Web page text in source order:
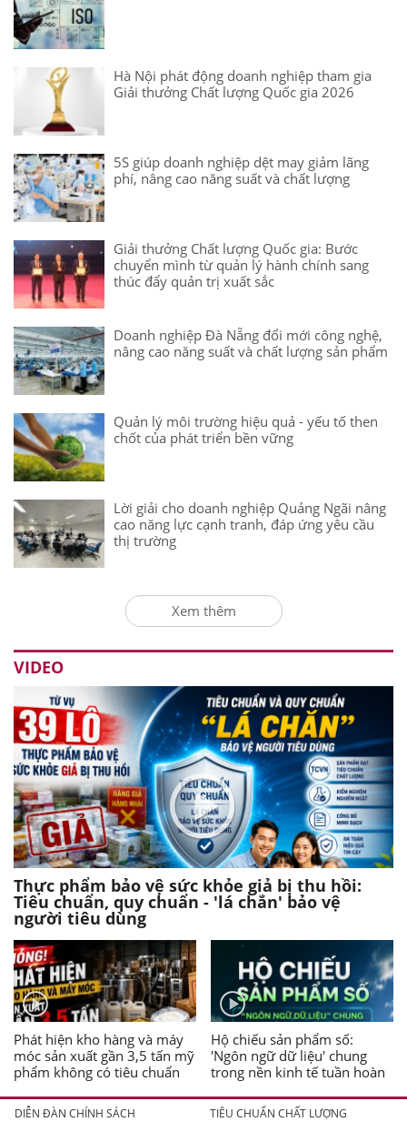
Hà Nội phát động doanh nghiệp tham gia
Giải thưởng Chất lượng Quốc gia 2026
5S giúp doanh nghiệp dệt may giảm lãng
phí, nâng cao năng suất và chất lượng
Giải thưởng Chất lượng Quốc gia: Bước
chuyển mình từ quản lý hành chính sang
thúc đẩy quản trị xuất sắc
Doanh nghiệp Đà Nẵng đổi mới công nghệ,
nâng cao năng suất và chất lượng sản phẩm
Quản lý môi trường hiệu quả - yếu tố then
chốt của phát triển bền vững
Lời giải cho doanh nghiệp Quảng Ngãi nâng
cao năng lực cạnh tranh, đáp ứng yêu cầu
thị trường
Xem thêm
VIDEO
Thực phẩm bảo vệ sức khỏe giả bị thu hồi:
Tiêu chuẩn, quy chuẩn - 'lá chắn' bảo vệ
người tiêu dùng
Phát hiện kho hàng và máy
móc sản xuất gần 3,5 tấn mỹ
phẩm không có tiêu chuẩn
Hộ chiếu sản phẩm số:
'Ngôn ngữ dữ liệu' chung
trong nền kinh tế tuần hoàn
DIỄN ĐÀN CHÍNH SÁCH TIÊU CHUẨN CHẤT LƯỢNG